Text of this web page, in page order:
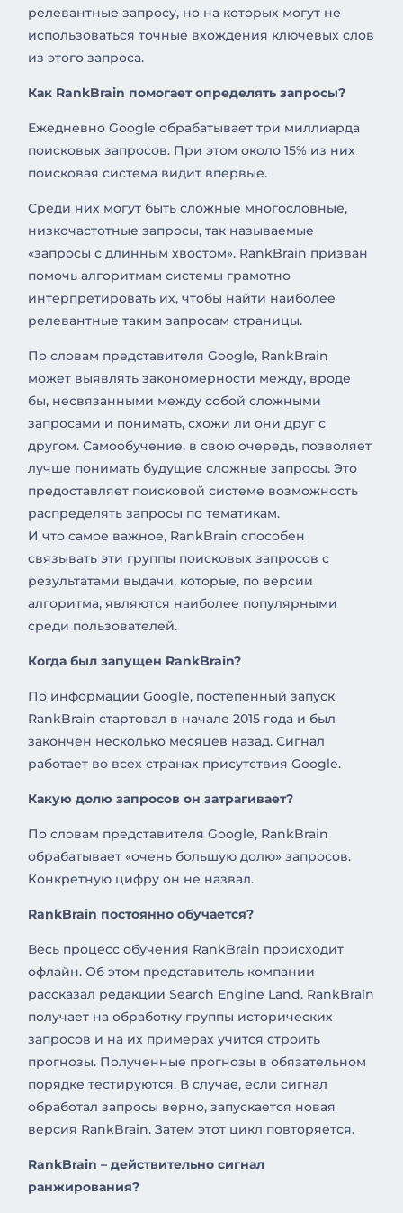
релевантные запросу, но на которых могут не
использоваться точные вхождения ключевых слов
из этого запроса.
Как RankBrain помогает определять запросы?
Ежедневно Google обрабатывает три миллиарда
поисковых запросов. При этом около 15% из них
поисковая система видит впервые.
Среди них могут быть сложные многословные,
низкочастотные запросы, так называемые
«запросы с длинным хвостом». RankBrain призван
помочь алгоритмам системы грамотно
интерпретировать их, чтобы найти наиболее
релевантные таким запросам страницы.
По словам представителя Google, RankBrain
может выявлять закономерности между, вроде
бы, несвязанными между собой сложными
запросами и понимать, схожи ли они друг с
другом. Самообучение, в свою очередь, позволяет
лучше понимать будущие сложные запросы. Это
предоставляет поисковой системе возможность
распределять запросы по тематикам.
И что самое важное, RankBrain способен
связывать эти группы поисковых запросов с
результатами выдачи, которые, по версии
алгоритма, являются наиболее популярными
среди пользователей.
Когда был запущен RankBrain?
По информации Google, постепенный запуск
RankBrain стартовал в начале 2015 года и был
закончен несколько месяцев назад. Сигнал
работает во всех странах присутствия Google.
Какую долю запросов он затрагивает?
По словам представителя Google, RankBrain
обрабатывает «очень большую долю» запросов.
Конкретную цифру он не назвал.
RankBrain постоянно обучается?
Весь процесс обучения RankBrain происходит
офлайн. Об этом представитель компании
рассказал редакции Search Engine Land. RankBrain
получает на обработку группы исторических
запросов и на их примерах учится строить
прогнозы. Полученные прогнозы в обязательном
порядке тестируются. В случае, если сигнал
обработал запросы верно, запускается новая
версия RankBrain. Затем этот цикл повторяется.
RankBrain – действительно сигнал
ранжирования?